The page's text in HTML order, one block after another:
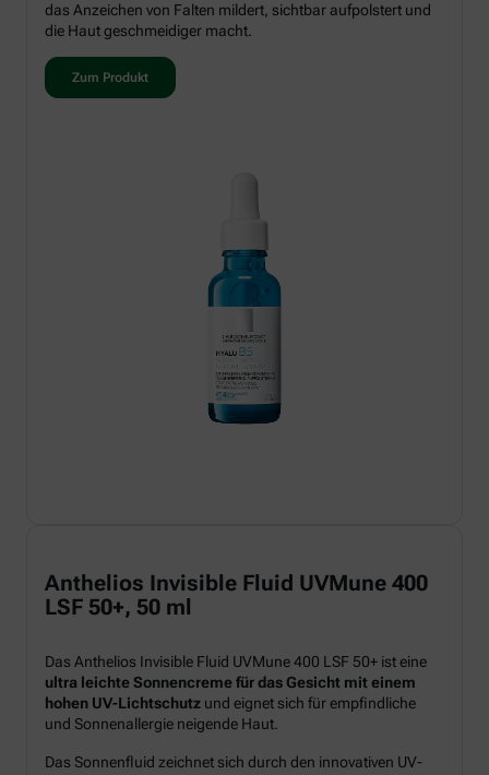
das Anzeichen von Falten mildert, sichtbar aufpolstert und
die Haut geschmeidiger macht.
Zum Produkt
Anthelios Invisible Fluid UVMune 400
LSF 50+, 50 ml
Das Anthelios Invisible Fluid UVMune 400 LSF 50+ ist eine
ultra leichte Sonnencreme für das Gesicht mit einem
hohen UV-Lichtschutz und eignet sich für empfindliche
und Sonnenallergie neigende Haut.
Das Sonnenfluid zeichnet sich durch den innovativen UV-